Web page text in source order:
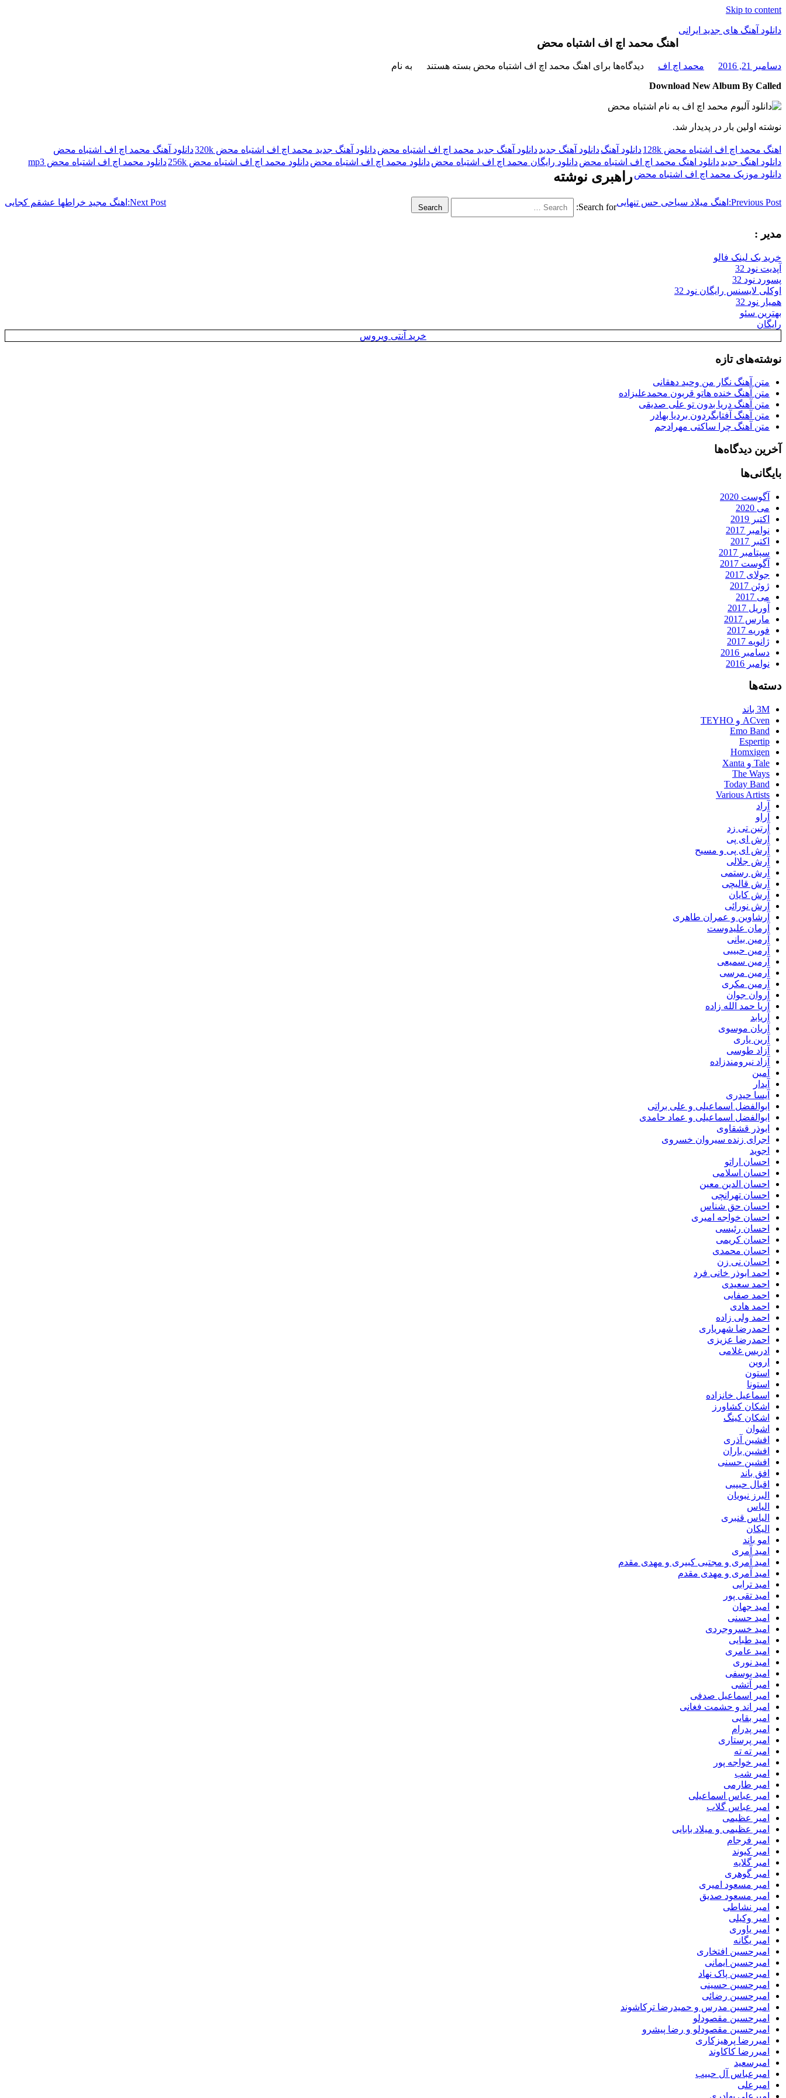
Skip to content
دانلود آهنگ های جدید ایرانی
دانلود
فول
آلبوم
اهنگ محمد اچ اف اشتباه محض
دسامبر 21, 2016 محمد اچ اف دیدگاه‌ها برای اهنگ محمد اچ اف اشتباه محض بسته هستند
به نام
Download New Album By Called
نوشته اولین بار در پدیدار شد.
اهنگ محمد اچ اف اشتباه محض 128k دانلود آهنگدانلود آهنگ جدیددانلود آهنگ جدید محمد اچ اف اشتباه محضدانلود آهنگ جدید محمد اچ اف اشتباه محض 320k
دانلود آهنگ محمد اچ اف اشتباه محض
دانلود اهنگ جدیددانلود اهنگ محمد اچ اف اشتباه محضدانلود رایگان محمد اچ اف اشتباه محضدانلود محمد اچ اف اشتباه محضدانلود محمد اچ اف اشتباه محض 256k
دانلود محمد اچ اف اشتباه محض mp3
دانلود موزیک محمد اچ اف اشتباه محضراهبری نوشته
Previous Post: اهنگ میلاد سیاحی حس تنهایی Next Post: اهنگ مجید خراطها عشقم کجایی Search for:
Search
مدیر :
خرید بک لینک فالو
آپدیت نود 32
پسورد نود 32
اوکلی لایسنس رایگان نود 32
همیار نود 32
بهترین سئو
رایگان
خرید آنتی ویروس
نوشته‌های تازه
متن آهنگ نگار من وحید دهقانی
متن آهنگ خنده هاتو قربون محمدعلیزاده
متن آهنگ دریا بدون تو علی صدیقی
متن آهنگ آفتابگردون بردیا بهادر
متن آهنگ چرا ساکتی مهرادجم
آخرین دیدگاه‌ها
بایگانی‌ها
آگوست 2020
می 2020
اکتبر 2019
نوامبر 2017
اکتبر 2017
سپتامبر 2017
آگوست 2017
جولای 2017
ژوئن 2017
می 2017
آوریل 2017
مارس 2017
فوریه 2017
ژانویه 2017
دسامبر 2016
نوامبر 2016
دسته‌ها
3M باند
ACven و TEYHO
Emo Band
Espertip
Homxigen
Tale و Xanta
The Ways
Today Band
Various Artists
آراد
آراو
آرتین تی زد
آرش ای پی
آرش ای پی و مسیح
آرش جلالی
آرش رستمی
آرش قالیچی
آرش کایان
آرش نورائی
آرشاوین و عمران طاهری
آرمان علیدوست
آرمین بیانی
آرمین حبیبی
آرمین سمیعی
آرمین مرسی
آرمین مکری
آروان جوان
آریا حمد الله زاده
آریابد
آریان موسوی
آرین یاری
آزاد طوسی
آزاد نیرومندزاده
آمین
آیدار
آیسا حیدری
ابوالفضل اسماعیلی و علی براتی
ابوالفضل اسماعیلی و عماد حامدی
ابوذر قشقاوی
اجرای زنده سیروان خسروی
اجوید
احسان اراتو
احسان اسلامی
احسان الدین معین
احسان تهرانچی
احسان حق شناس
احسان خواجه امیری
احسان رئیسی
احسان کریمی
احسان محمدی
احسان نی زن
احمد ابوذر خانی فرد
احمد سعیدی
احمد صفایی
احمد هادی
احمد ولی زاده
احمدرضا شهریاری
احمدرضا عزیزی
ادریس غلامی
اروین
استون
استونا
اسماعیل خانزاده
اشکان کشاورز
اشکان کینگ
اشوان
افشین آذری
افشین باران
افشین حسنی
افق باند
اقبال حبیبی
البرز نبویان
الیاس
الیاس قنبرى
الیکان
امو باند
امید آمری
امید آمری و مجتبی کبیری و مهدى مقدم
امید آمری و مهدی مقدم
امید ترابی
امید تقی پور
امید جهان
امید حسنی
امید خسروجردی
امید طبایی
امید عامری
امید نوری
امید یوسفی
امیر آتشی
امیر اسماعیل صدفی
امیر اند و حشمت فغانی
امیر بقایی
امیر پدرام
امیر پرستاری
امیر ته ته
امیر خواجه پور
امیر شب
امیر طارمی
امیر عباس اسماعیلی
امیر عباس گلاب
امیر عظیمی
امیر عظیمی و میلاد بابایی
امیر فرجام
امیر کیوند
امیر گلایه
امیر گوهری
امیر مسعود امیری
امیر مسعود صدیق
امیر نشاطی
امیر وکیلی
امیر یاوری
امیر یگانه
امیرحسین افتخاری
امیرحسین ایمانی
امیرحسین پاک نهاد
امیرحسین حسینی
امیرحسین رضائی
امیرحسین مدرس و حمیدرضا ترکاشوند
امیرحسین مقصودلو
امیرحسین مقصودلو و رضا پیشرو
امیررضا پرهیزکاری
امیررضا کاکاوند
امیرسعید
امیرعباس آل حبیب
امیرعلی
امیرعلی بهادری